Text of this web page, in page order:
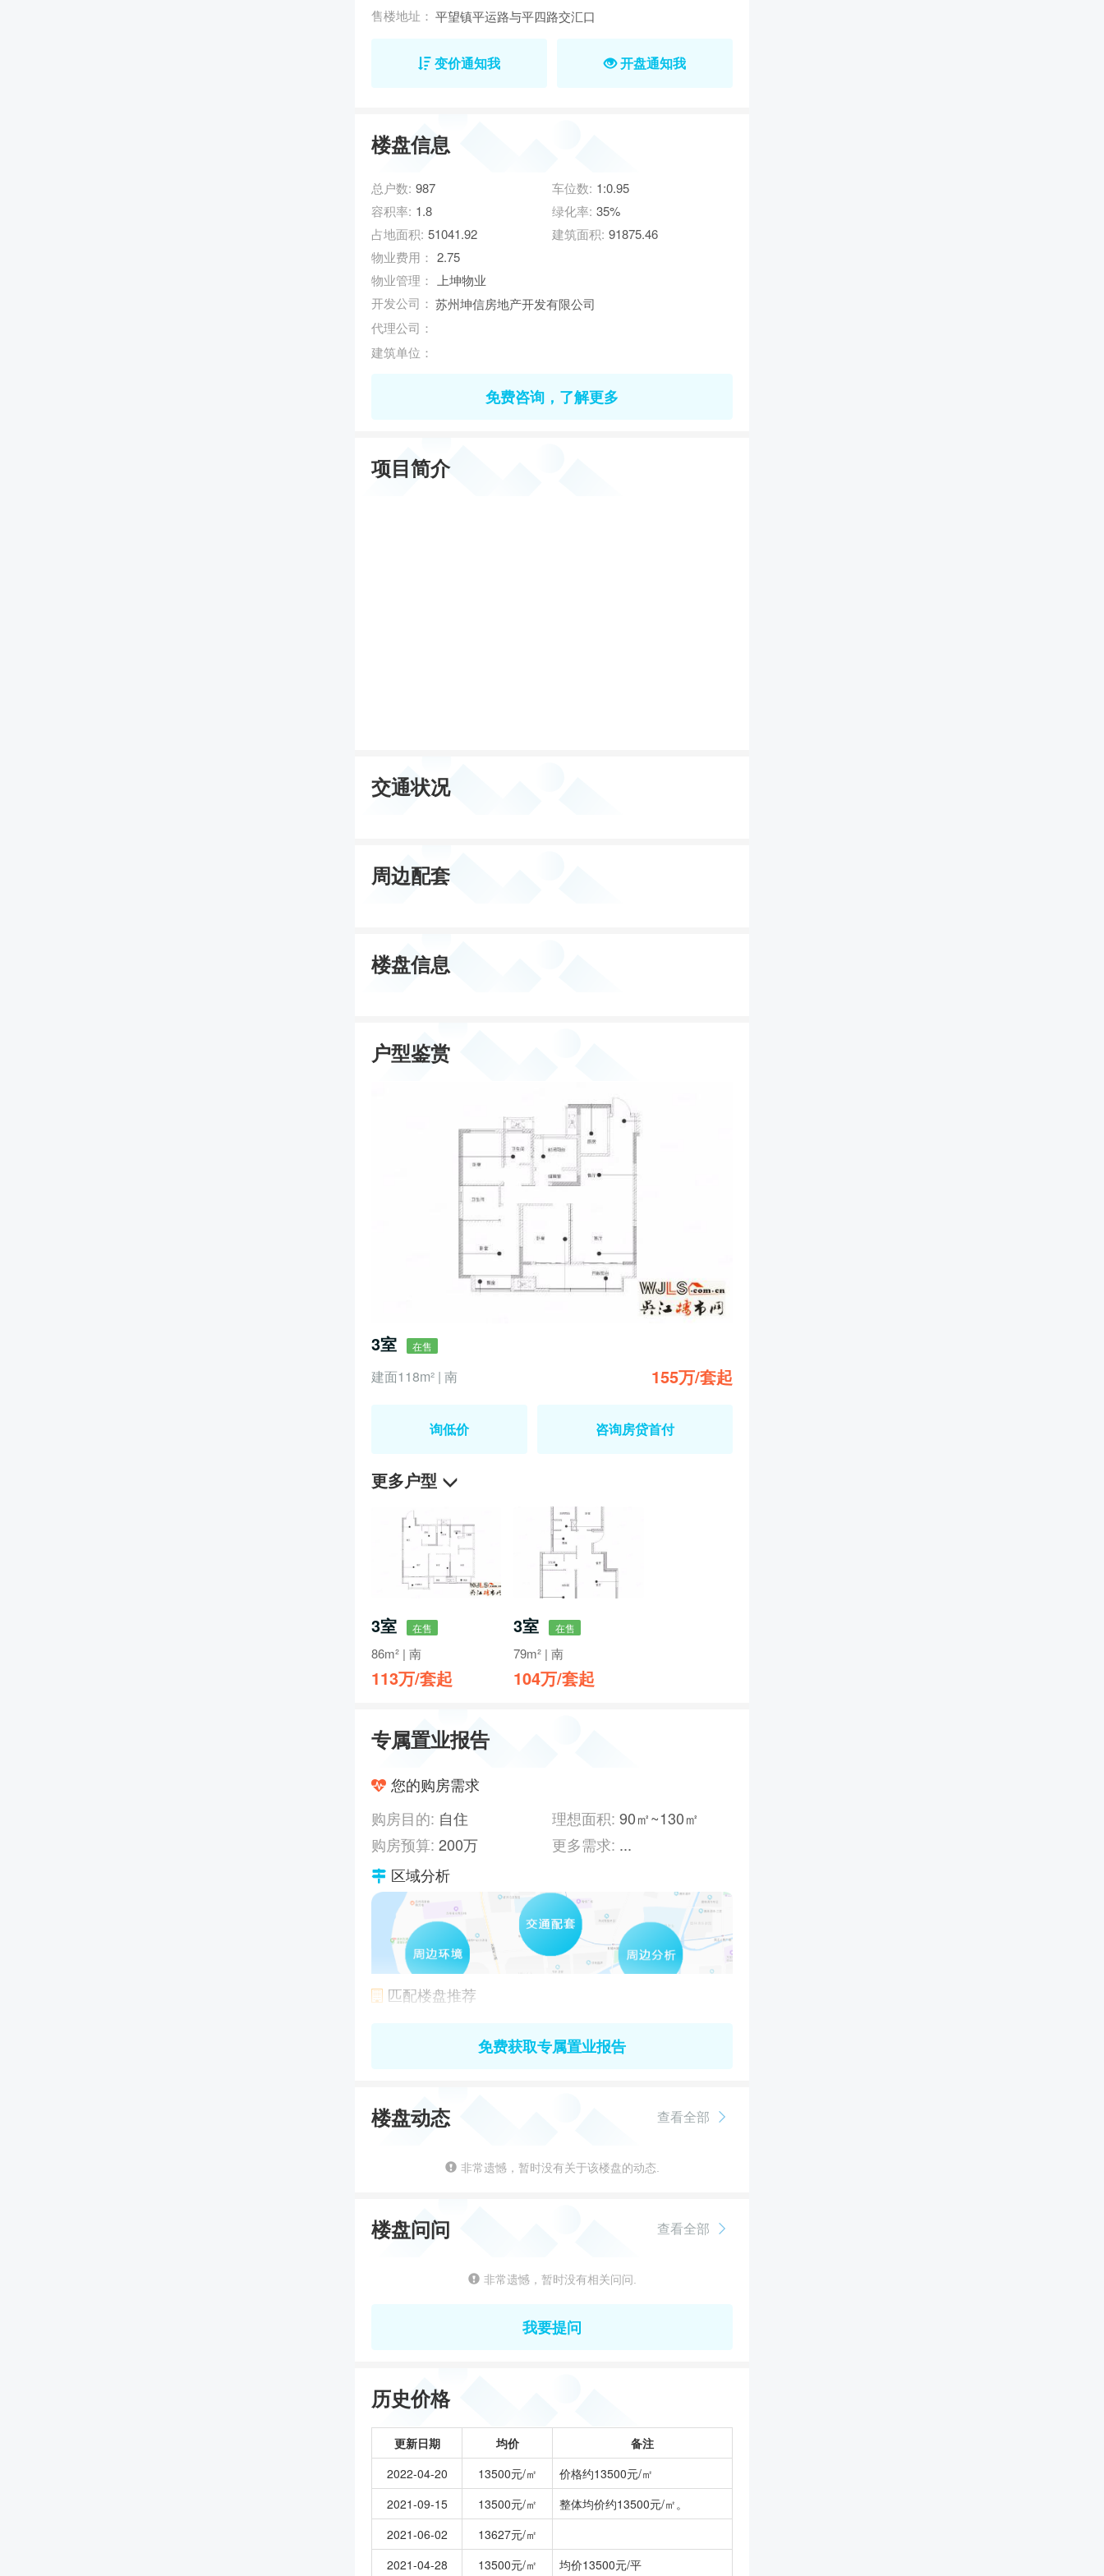
售楼地址： 平望镇平运路与平四路交汇口
变价通知我 开盘通知我
楼盘信息
总户数: 987 车位数: 1:0.95
容积率: 1.8 绿化率: 35%
占地面积: 51041.92 建筑面积: 91875.46
物业费用： 2.75
物业管理：
上坤物业
开发公司： 苏州坤信房地产开发有限公司
代理公司：
建筑单位：
免费咨询，了解更多
项目简介
交通状况
周边配套
楼盘信息
户型鉴赏
3室 在售
建面118m² | 南 155万/套起
询低价 咨询房贷首付
更多户型
3室 在售
86m² | 南
113万/套起
3室 在售
79m² | 南
104万/套起
专属置业报告
您的购房需求
购房目的: 自住 理想面积: 90㎡~130㎡
购房预算: 200万 更多需求: ...
区域分析
匹配楼盘推荐
免费获取专属置业报告
楼盘动态 查看全部
非常遗憾，暂时没有关于该楼盘的动态.
楼盘问问 查看全部
非常遗憾，暂时没有相关问问.
我要提问
历史价格
更新日期 均价
备注
2022-04-20
13500元/㎡
价格约13500元/㎡
2021-09-15
13500元/㎡
整体均价约13500元/㎡。
2021-06-02
13627元/㎡
2021-04-28
13500元/㎡ 均价13500元/平